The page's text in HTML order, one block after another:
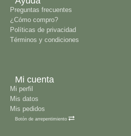
Preguntas frecuentes
¿Cómo compro?
Políticas de privacidad
Términos y condiciones
Mi cuenta
Mi perfil
Mis datos
Mis pedidos
Botón de arrepentimiento